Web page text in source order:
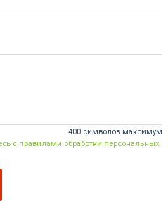
400 символов максимум
с правилами обработки персональных